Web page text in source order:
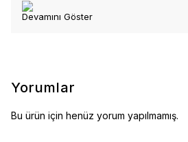
Devamını Göster
Yorumlar
Bu ürün için henüz yorum yapılmamış.